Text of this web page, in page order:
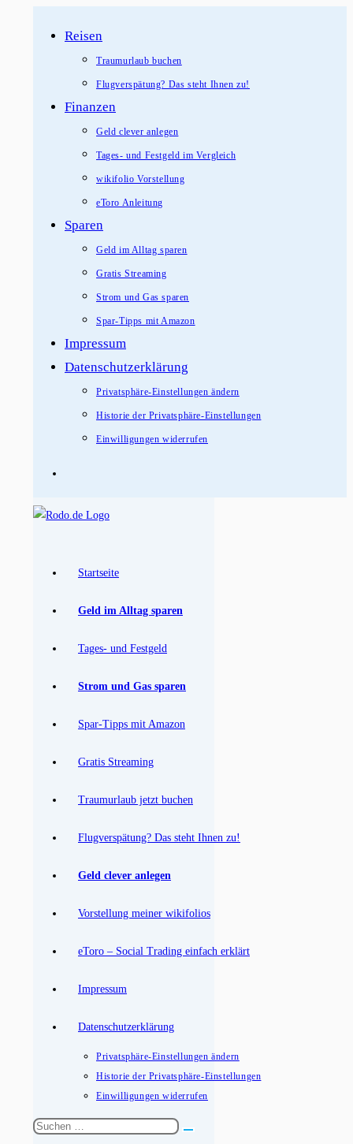
Inhalt
Reisen
Traumurlaub buchen
Flugverspätung? Das steht Ihnen zu!
Finanzen
Geld clever anlegen
Tages- und Festgeld im Vergleich
wikifolio Vorstellung
eToro Anleitung
Sparen
Geld im Alltag sparen
Gratis Streaming
Strom und Gas sparen
Spar-Tipps mit Amazon
Impressum
Datenschutzerklärung
Privatsphäre-Einstellungen ändern
Historie der Privatsphäre-Einstellungen
Einwilligungen widerrufen
Startseite
Geld im Alltag sparen
Tages- und Festgeld
Strom und Gas sparen
Spar-Tipps mit Amazon
Gratis Streaming
Traumurlaub jetzt buchen
Flugverspätung? Das steht Ihnen zu!
Geld clever anlegen
Vorstellung meiner wikifolios
eToro – Social Trading einfach erklärt
Impressum
Datenschutzerklärung
Privatsphäre-Einstellungen ändern
Historie der Privatsphäre-Einstellungen
Einwilligungen widerrufen
Diese